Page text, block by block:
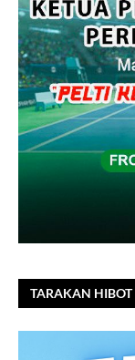
TARAKAN HIBOT